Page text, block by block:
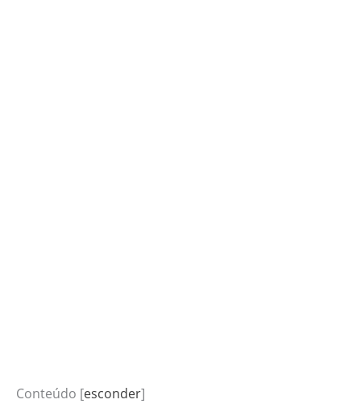
Conteúdo [esconder]